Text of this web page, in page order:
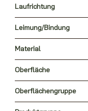
Laufrichtung
Leimung/Bindung
Material
Oberfläche
Oberflächengruppe